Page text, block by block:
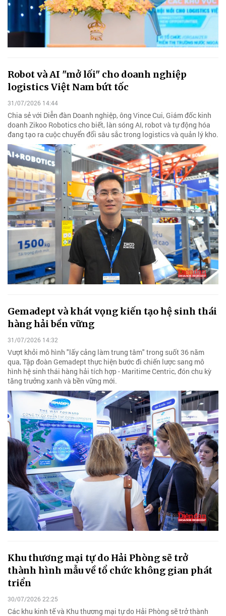
Robot và AI "mở lối" cho doanh nghiệp
logistics Việt Nam bứt tốc
31/07/2026 14:44
Chia sẻ với Diễn đàn Doanh nghiệp, ông Vince Cui, Giám đốc kinh
doanh Zikoo Robotics cho biết, làn sóng AI, robot và tự động hóa
đang tạo ra cuộc chuyển đổi sâu sắc trong logistics và quản lý kho.
Gemadept và khát vọng kiến tạo hệ sinh thái
hàng hải bền vững
31/07/2026 14:32
Vượt khỏi mô hình "lấy cảng làm trung tâm" trong suốt 36 năm
qua, Tập đoàn Gemadept thực hiện bước đi chiến lược sang mô
hình hệ sinh thái hàng hải tích hợp - Maritime Centric, đón chu kỳ
tăng trưởng xanh và bền vững mới.
Khu thương mại tự do Hải Phòng sẽ trở
thành hình mẫu về tổ chức không gian phát
triển
30/07/2026 22:25
Các khu kinh tế và Khu thương mại tự do Hải Phòng sẽ trở thành